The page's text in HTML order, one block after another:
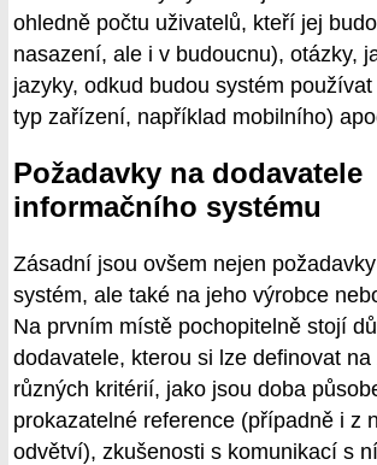
ohledně počtu uživatelů, kteří jej
nasazení, ale i v budoucnu), otázky,
jazyky, odkud budou systém
typ zařízení, například mobilního)
Požadavky na dodavatele
informačního systému
Zásadní jsou ovšem nejen
systém, ale také na jeho výrobce
Na prvním místě pochopitelně stojí
dodavatele, kterou si lze definovat
různých kritérií, jako jsou doba
prokazatelné reference (případně i z
odvětví), zkušenosti s komunikací s